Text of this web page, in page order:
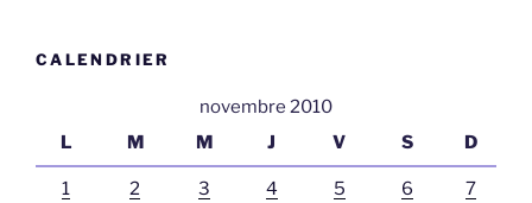
CALENDRIER
novembre 2010
L
M M J V S D
1 2 3 4 5 6 7